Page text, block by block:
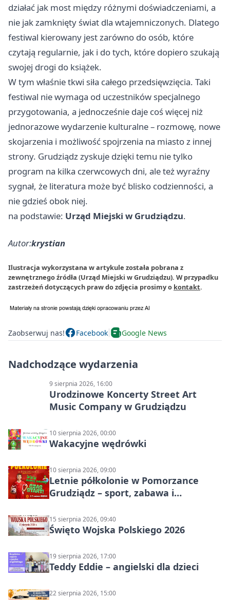
działać jak most między różnymi doświadczeniami, a
nie jak zamknięty świat dla wtajemniczonych. Dlatego
festiwal kierowany jest zarówno do osób, które
czytają regularnie, jak i do tych, które dopiero szukają
swojej drogi do książek.
W tym właśnie tkwi siła całego przedsięwzięcia. Taki
festiwal nie wymaga od uczestników specjalnego
przygotowania, a jednocześnie daje coś więcej niż
jednorazowe wydarzenie kulturalne – rozmowę, nowe
skojarzenia i możliwość spojrzenia na miasto z innej
strony. Grudziądz zyskuje dzięki temu nie tylko
program na kilka czerwcowych dni, ale też wyraźny
sygnał, że literatura może być blisko codzienności, a
nie gdzieś obok niej.
na podstawie: Urząd Miejski w Grudziądzu.
Autor:krystian
Ilustracja wykorzystana w artykule została pobrana z
zewnętrznego źródła (Urząd Miejski w Grudziądzu). W przypadku
zastrzeżeń dotyczących praw do zdjęcia prosimy o kontakt.
Zaobserwuj nas! Facebook Google News
Nadchodzące wydarzenia
9 sierpnia 2026, 16:00
Urodzinowe Koncerty Street Art
Music Company w Grudziądzu
10 sierpnia 2026, 00:00
Wakacyjne wędrówki
10 sierpnia 2026, 09:00
Letnie półkolonie w Pomorzance
Grudziądz – sport, zabawa i
15 sierpnia 2026, 09:40
Święto Wojska Polskiego 2026
19 sierpnia 2026, 17:00
Teddy Eddie – angielski dla dzieci
22 sierpnia 2026, 15:00